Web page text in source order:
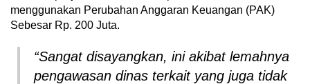
menggunakan Perubahan Anggaran Keuangan (PAK)
Sebesar Rp. 200 Juta.
“Sangat disayangkan, ini akibat lemahnya
pengawasan dinas terkait yang juga tidak